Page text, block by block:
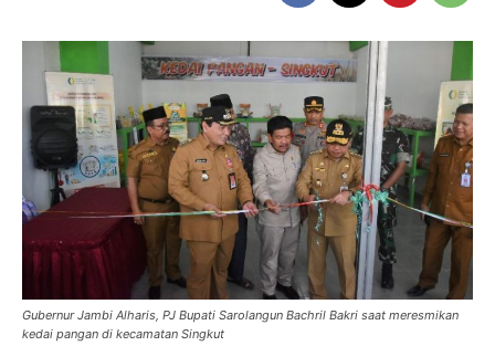
Gubernur Jambi Alharis, PJ Bupati Sarolangun Bachril Bakri saat meresmikan
kedai pangan di kecamatan Singkut